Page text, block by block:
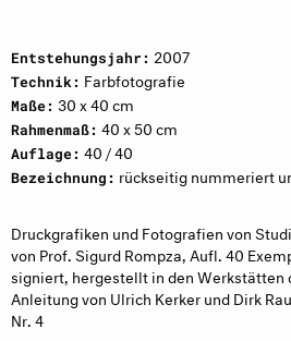
Entstehungsjahr: 2007
Technik: Farbfotografie
Maße: 30 x 40 cm
Rahmenmaß: 40 x 50 cm
Auflage: 40 / 40
Bezeichnung: rückseitig nummeriert
Druckgrafiken und Fotografien von
von Prof. Sigurd Rompza, Aufl. 40
signiert, hergestellt in den Werkstätten
Anleitung von Ulrich Kerker und Dirk
Nr. 4